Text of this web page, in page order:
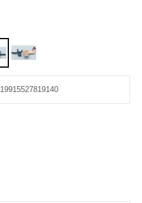
19915527819140